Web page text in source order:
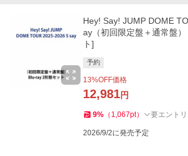
Hey! Say! JUMP DOME
ay（初回限定盤＋通常盤
ト]
予約
13%OFF価格
12,981円
9% （ 1,067pt） 要エント
2026/9/2に発売予定